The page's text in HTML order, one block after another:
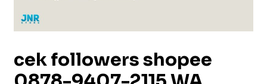
cek followers shopee